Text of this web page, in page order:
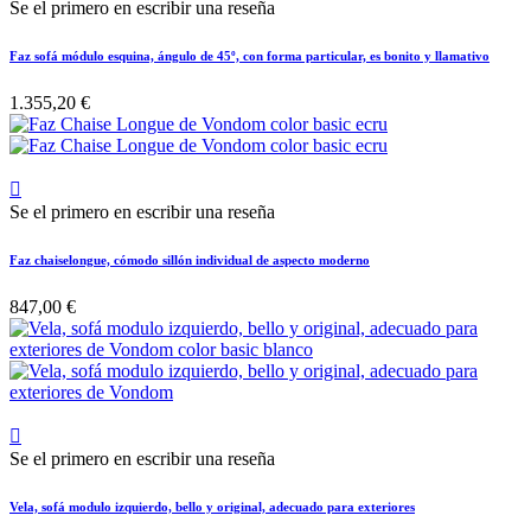
Se el primero en escribir una reseña
Faz sofá módulo esquina, ángulo de 45º, con forma particular, es bonito y llamativo
1.355,20 €

Se el primero en escribir una reseña
Faz chaiselongue, cómodo sillón individual de aspecto moderno
847,00 €

Se el primero en escribir una reseña
Vela, sofá modulo izquierdo, bello y original, adecuado para exteriores